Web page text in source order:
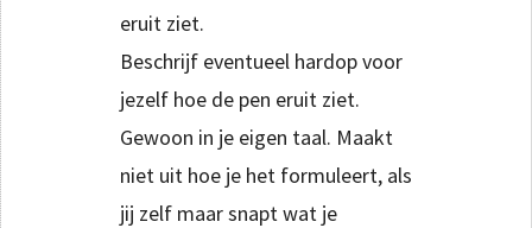
eruit ziet.
Beschrijf eventueel hardop voor
jezelf hoe de pen eruit ziet.
Gewoon in je eigen taal. Maakt
niet uit hoe je het formuleert, als
jij zelf maar snapt wat je